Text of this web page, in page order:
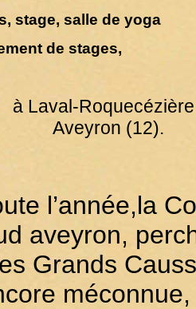
stage, salle de yoga
de stages,
à Laval-
Aveyron (12).
l’année,la
aveyron,
Grands